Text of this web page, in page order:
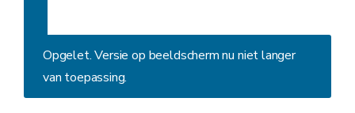
Opgelet. Versie op beeldscherm nu niet langer
van toepassing.